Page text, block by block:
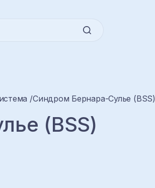
Синдром Бернара-Сулье (BSS)
(BSS)